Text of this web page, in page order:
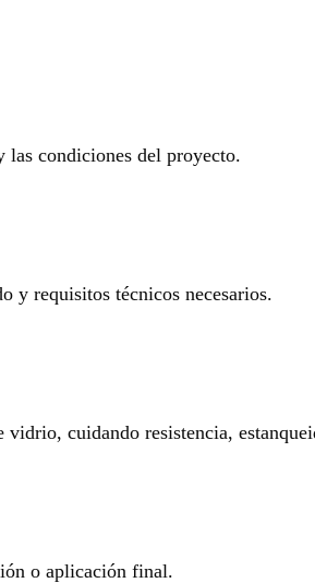
las condiciones del proyecto.
y requisitos técnicos necesarios.
cuidando resistencia,
o aplicación final.